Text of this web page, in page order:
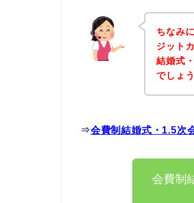
ちなみ
ジット
結婚式
でしょ
⇒会費制結婚式・1.5次
会費制